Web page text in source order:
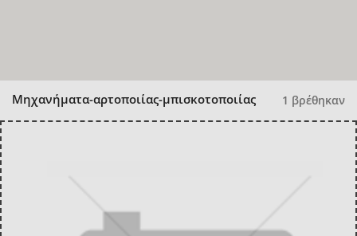
Μηχανήματα-αρτοποιίας-μπισκοτοποιίας 1 βρέθηκαν